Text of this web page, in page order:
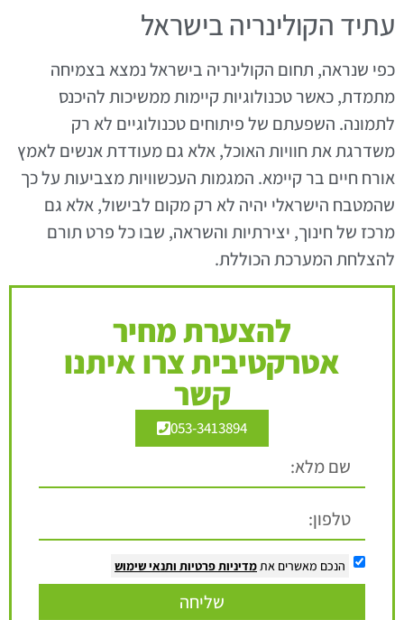
עתיד הקולינריה בישראל
כפי שנראה, תחום הקולינריה בישראל נמצא בצמיחה
מתמדת, כאשר טכנולוגיות קיימות ממשיכות להיכנס
לתמונה. השפעתם של פיתוחים טכנולוגיים לא רק
משדרגת את חוויות האוכל, אלא גם מעודדת אנשים לאמץ
אורח חיים בר קיימא. המגמות העכשוויות מצביעות על כך
שהמטבח הישראלי יהיה לא רק מקום לבישול, אלא גם
מרכז של חינוך, יצירתיות והשראה, שבו כל פרט תורם
להצלחת המערכת הכוללת.
להצערת מחיר
אטרקטיבית צרו איתנו
קשר
053-3413894
הנכם מאשרים אתמדיניות פרטיות ותנאי שימוש
שליחה